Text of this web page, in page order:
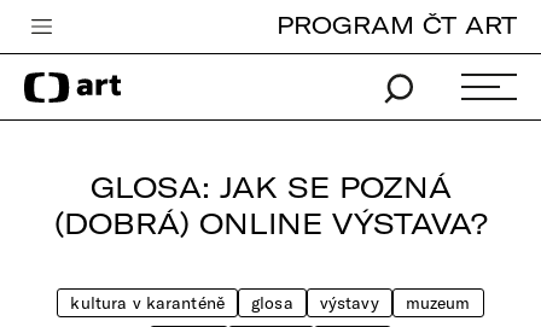
Česká televize
Zpravodajství
iVysílání
Pro děti
PROGRAM ČT ART
GLOSA: JAK SE POZNÁ
(DOBRÁ) ONLINE VÝSTAVA?
kultura v karanténě glosa výstavy
muzeum